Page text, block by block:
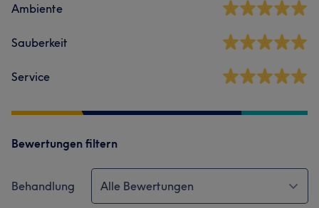
Ambiente
Sauberkeit
Service
Bewertungen filtern
Behandlung Alle Bewertungen